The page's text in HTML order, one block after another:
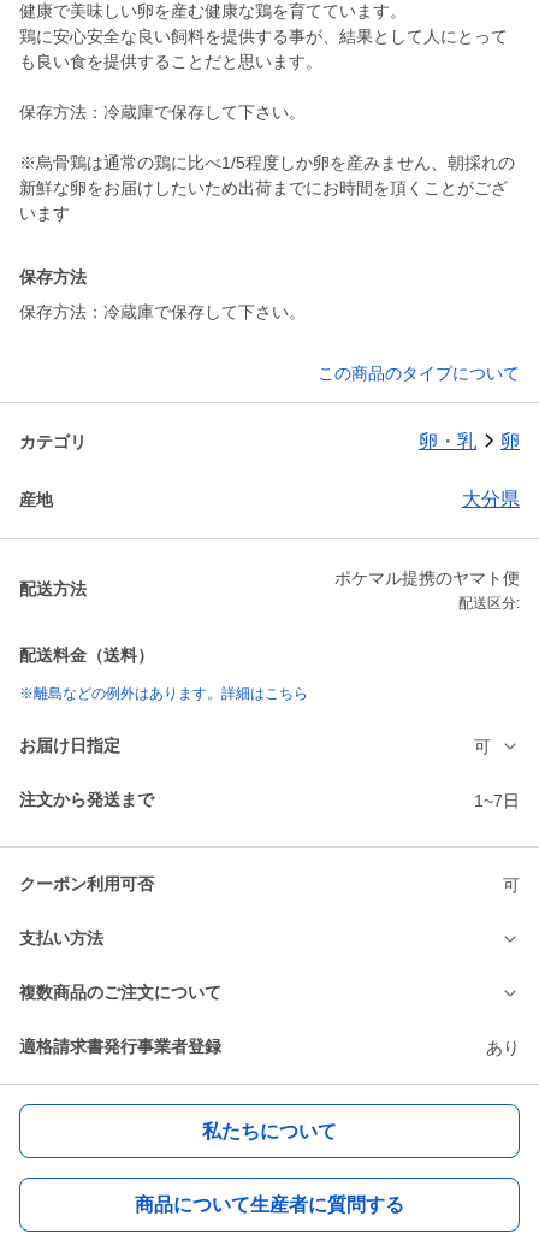
健康で美味しい卵を産む健康な鶏を育てています。
鶏に安心安全な良い飼料を提供する事が、結果として人にとって
も良い食を提供することだと思います。
保存方法：冷蔵庫で保存して下さい。
※烏骨鶏は通常の鶏に比べ1/5程度しか卵を産みません、朝採れの
新鮮な卵をお届けしたいため出荷までにお時間を頂くことがござ
います
保存方法
保存方法：冷蔵庫で保存して下さい。
この商品のタイプについて
カテゴリ 卵・乳 卵
産地 大分県
配送方法
ポケマル提携のヤマト便
配送区分:
配送料金（送料）
※離島などの例外はあります。詳細はこちら
お届け日指定 可
注文から発送まで 1~7日
クーポン利用可否 可
支払い方法
複数商品のご注文について
適格請求書発行事業者登録 あり
私たちについて
商品について生産者に質問する